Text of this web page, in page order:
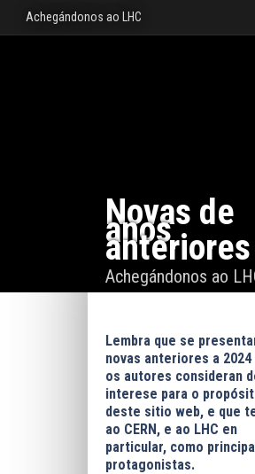
Achegándonos ao LHC
Novas de
anos
anteriores
Achegándonos ao
Lembra que se
novas anteriores a 2024
os autores consideran
interese para o
deste sitio web, e que
ao CERN, e ao LHC en
particular, como
protagonistas.